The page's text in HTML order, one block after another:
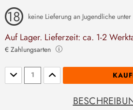
keine Lieferung an Jugendliche unter
Auf Lager. Lieferzeit: ca. 1-2
€ Zahlungsarten
Stückzahl